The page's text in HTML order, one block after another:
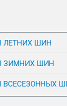
ЛЕТНИХ ШИН
ЗИМНИХ ШИН
ВСЕСЕЗОННЫХ